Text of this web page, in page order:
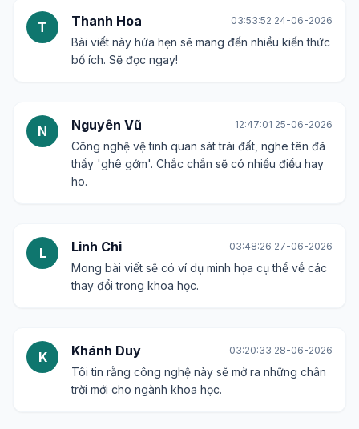
T Thanh Hoa 03:53:52 24-06-2026
Bài viết này hứa hẹn sẽ mang đến nhiều kiến thức
bổ ích. Sẽ đọc ngay!
N Nguyên Vũ 12:47:01 25-06-2026
Công nghệ vệ tinh quan sát trái đất, nghe tên đã
thấy 'ghê gớm'. Chắc chắn sẽ có nhiều điều hay
ho.
L Linh Chi 03:48:26 27-06-2026
Mong bài viết sẽ có ví dụ minh họa cụ thể về các
thay đổi trong khoa học.
K Khánh Duy 03:20:33 28-06-2026
Tôi tin rằng công nghệ này sẽ mở ra những chân
trời mới cho ngành khoa học.